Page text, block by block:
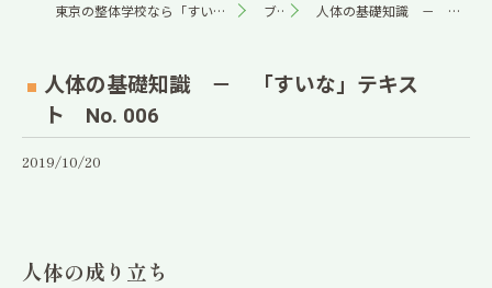
東京の整体学校なら「すいな」専門の東京すいなアカデミー ブログ 人体の基礎知識 － 「すいな」テキスト No. 006
人体の基礎知識 － 「すいな」テキス
ト No. 006
2019/10/20
人体の成り立ち